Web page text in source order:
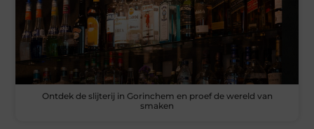
Ontdek de slijterij in Gorinchem en proef de wereld van
smaken